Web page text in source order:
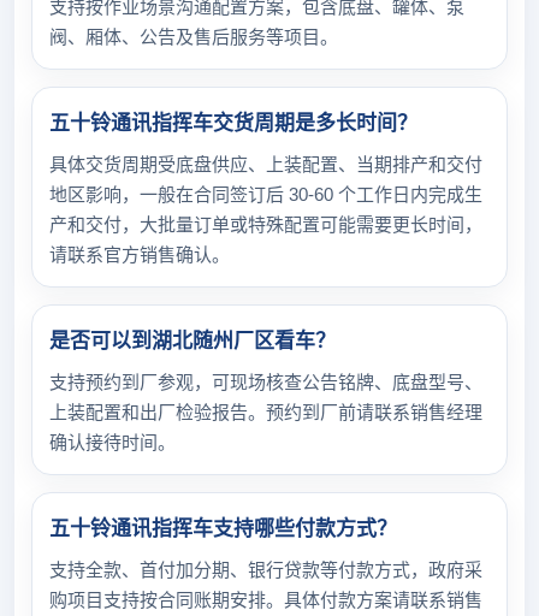
支持按作业场景沟通配置方案，包含底盘、罐体、泵
阀、厢体、公告及售后服务等项目。
五十铃通讯指挥车交货周期是多长时间？
具体交货周期受底盘供应、上装配置、当期排产和交付
地区影响，一般在合同签订后 30-60 个工作日内完成生
产和交付，大批量订单或特殊配置可能需要更长时间，
请联系官方销售确认。
是否可以到湖北随州厂区看车？
支持预约到厂参观，可现场核查公告铭牌、底盘型号、
上装配置和出厂检验报告。预约到厂前请联系销售经理
确认接待时间。
五十铃通讯指挥车支持哪些付款方式？
支持全款、首付加分期、银行贷款等付款方式，政府采
购项目支持按合同账期安排。具体付款方案请联系销售